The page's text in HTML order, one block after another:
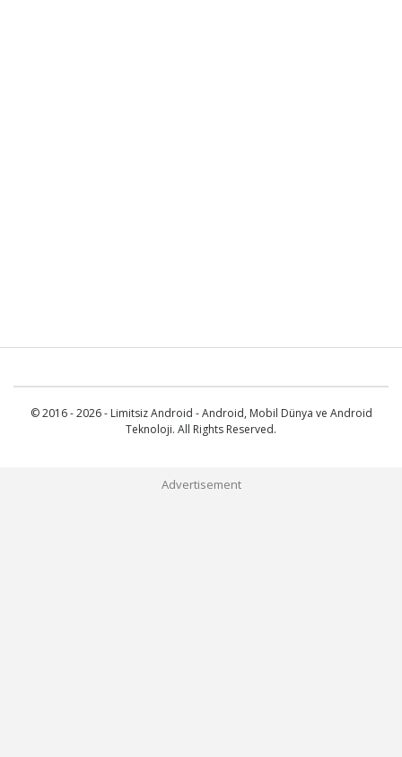
© 2016 - 2026 - Limitsiz Android - Android, Mobil Dünya ve Android
Teknoloji. All Rights Reserved.
Advertisement